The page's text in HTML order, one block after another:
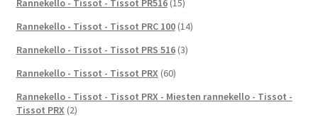
Rannekello - Tissot - Tissot PR516 (15)
Rannekello - Tissot - Tissot PRC 100 (14)
Rannekello - Tissot - Tissot PRS 516 (3)
Rannekello - Tissot - Tissot PRX (60)
Rannekello - Tissot - Tissot PRX - Miesten rannekello - Tissot -
Tissot PRX (2)